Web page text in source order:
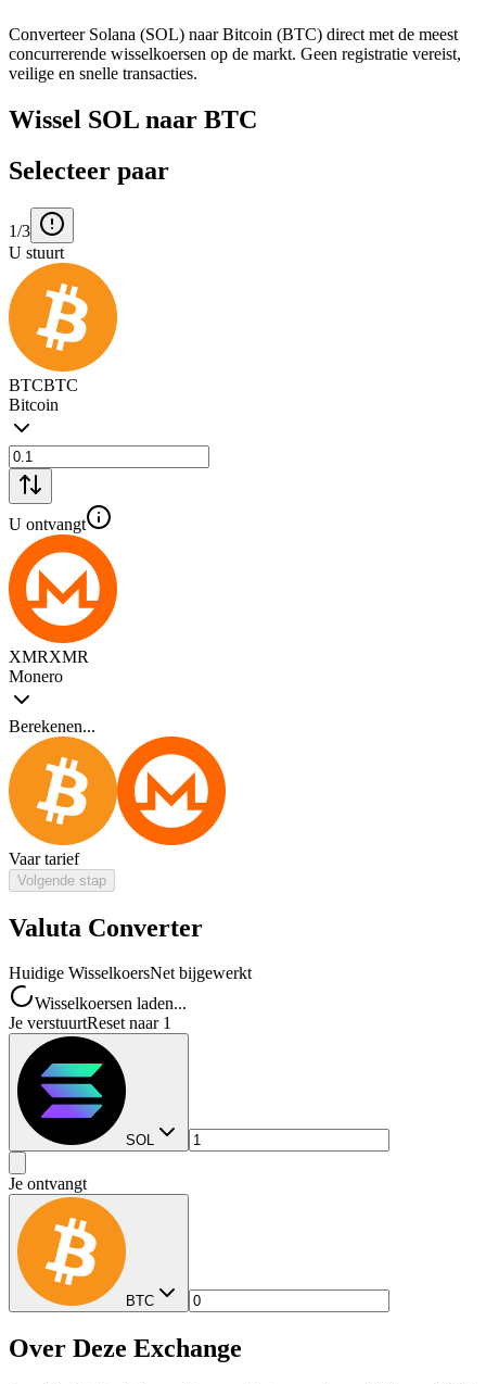
Converteer Solana (SOL) naar Bitcoin (BTC) direct met de meest
concurrerende wisselkoersen op de markt. Geen registratie vereist,
veilige en snelle transacties.
Wissel SOL naar BTC
Selecteer paar
1/3
U stuurt
BTCBTC
Bitcoin
U ontvangt
XMRXMR
Monero
Berekenen...
Vaar tarief
Volgende stap
Valuta Converter
Huidige WisselkoersNet bijgewerkt
Wisselkoersen laden...
Je verstuurtReset naar 1
SOL
Je ontvangt
BTC
Over Deze Exchange